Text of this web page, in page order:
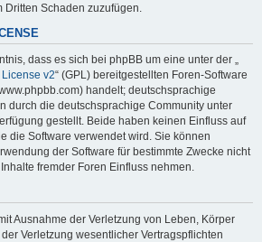
Schaden zuzufügen.
dass es sich bei phpBB um eine unter der „
v2“ (GPL) bereitgestellten Foren-Software
handelt; deutschsprachige
durch die deutschsprachige Community unter
gestellt. Beide haben keinen Einfluss auf
die Software verwendet wird. Sie können
der Software für bestimmte Zwecke nicht
fremder Foren Einfluss nehmen.
Ausnahme der Verletzung von Leben, Körper
Verletzung wesentlicher Vertragspflichten